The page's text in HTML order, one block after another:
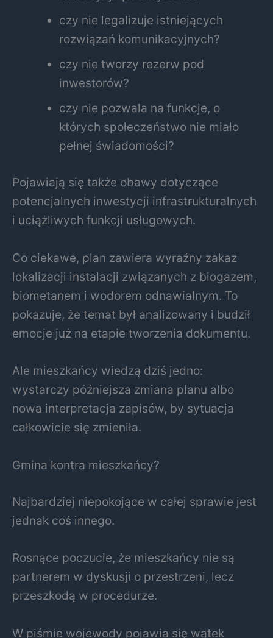
czy nie legalizuje istniejących
rozwiązań komunikacyjnych?
czy nie tworzy rezerw pod
inwestorów?
czy nie pozwala na funkcje, o
których społeczeństwo nie miało
pełnej świadomości?
Pojawiają się także obawy dotyczące
potencjalnych inwestycji infrastrukturalnych
i uciążliwych funkcji usługowych.
Co ciekawe, plan zawiera wyraźny zakaz
lokalizacji instalacji związanych z biogazem,
biometanem i wodorem odnawialnym. To
pokazuje, że temat był analizowany i budził
emocje już na etapie tworzenia dokumentu.
Ale mieszkańcy wiedzą dziś jedno:
wystarczy późniejsza zmiana planu albo
nowa interpretacja zapisów, by sytuacja
całkowicie się zmieniła.
Gmina kontra mieszkańcy?
Najbardziej niepokojące w całej sprawie jest
jednak coś innego.
Rosnące poczucie, że mieszkańcy nie są
partnerem w dyskusji o przestrzeni, lecz
przeszkodą w procedurze.
W piśmie wojewody pojawia się wątek